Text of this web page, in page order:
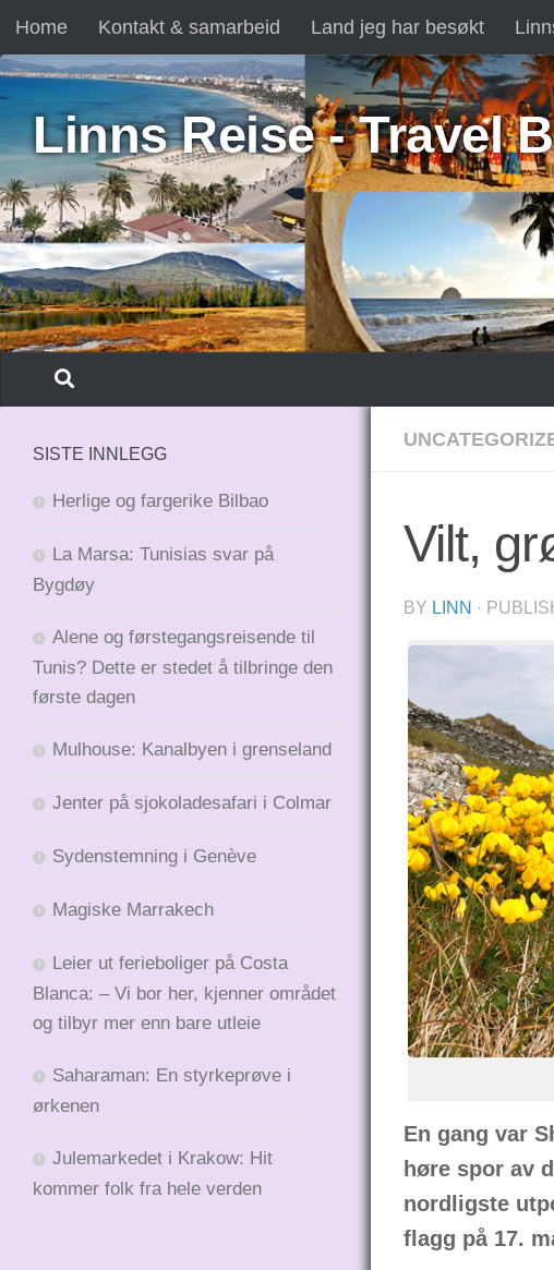
Skip to content
Home Kontakt & samarbeid Land jeg har besøkt
Linns Reise - Travel
Vilt,
BY LINN ·
En gang var
høre spor av
nordligste
flagg på 17.
SISTE INNLEGG
Herlige og fargerike Bilbao
La Marsa: Tunisias svar på
Bygdøy
Alene og førstegangsreisende til
Tunis? Dette er stedet å tilbringe den
første dagen
Mulhouse: Kanalbyen i grenseland
Jenter på sjokoladesafari i Colmar
Sydenstemning i Genève
Magiske Marrakech
Leier ut ferieboliger på Costa
Blanca: – Vi bor her, kjenner området
og tilbyr mer enn bare utleie
Saharaman: En styrkeprøve i
ørkenen
Julemarkedet i Krakow: Hit
kommer folk fra hele verden